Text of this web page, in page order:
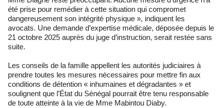
été prise pour remédier à cette situation qui compromet
dangereusement son intégrité physique », indiquent les
avocats. Une demande d’expertise médicale, déposée depuis le
21 octobre 2025 auprès du juge d’instruction, serait restée sans
suite.
Les conseils de la famille appellent les autorités judiciaires à
prendre toutes les mesures nécessaires pour mettre fin aux
conditions de détention « inhumaines et dégradantes » et
soulignent que l’État du Sénégal pourrait être tenu responsable
de toute atteinte à la vie de Mme Mabintou Diaby.